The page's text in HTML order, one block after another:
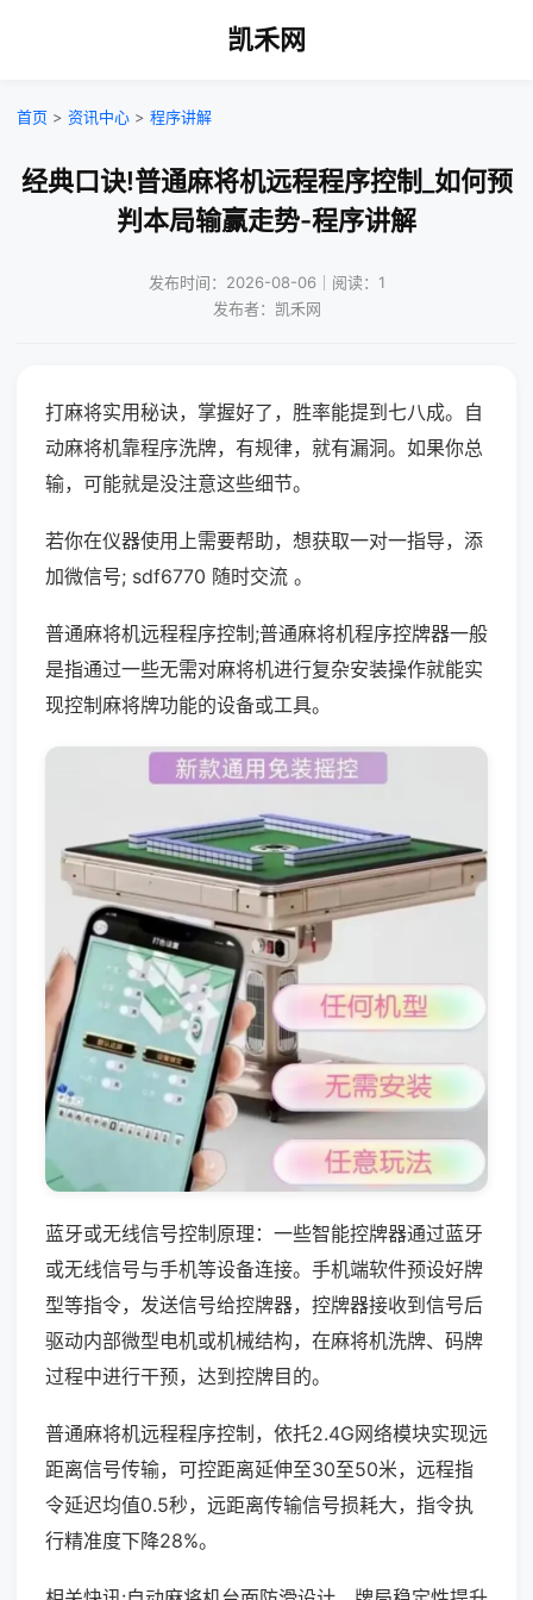
凯禾网
首页 > 资讯中心 > 程序讲解
经典口诀!普通麻将机远程程序控制_如何预
判本局输赢走势-程序讲解
发布时间：2026-08-06｜阅读：1
发布者：凯禾网
打麻将实用秘诀，掌握好了，胜率能提到七八成。自
动麻将机靠程序洗牌，有规律，就有漏洞。如果你总
输，可能就是没注意这些细节。
若你在仪器使用上需要帮助，想获取一对一指导，添
加微信号; sdf6770 随时交流 。
普通麻将机远程程序控制;普通麻将机程序控牌器一般
是指通过一些无需对麻将机进行复杂安装操作就能实
现控制麻将牌功能的设备或工具。
蓝牙或无线信号控制原理：一些智能控牌器通过蓝牙
或无线信号与手机等设备连接。手机端软件预设好牌
型等指令，发送信号给控牌器，控牌器接收到信号后
驱动内部微型电机或机械结构，在麻将机洗牌、码牌
过程中进行干预，达到控牌目的。
普通麻将机远程程序控制，依托2.4G网络模块实现远
距离信号传输，可控距离延伸至30至50米，远程指
令延迟均值0.5秒，远距离传输信号损耗大，指令执
行精准度下降28%。